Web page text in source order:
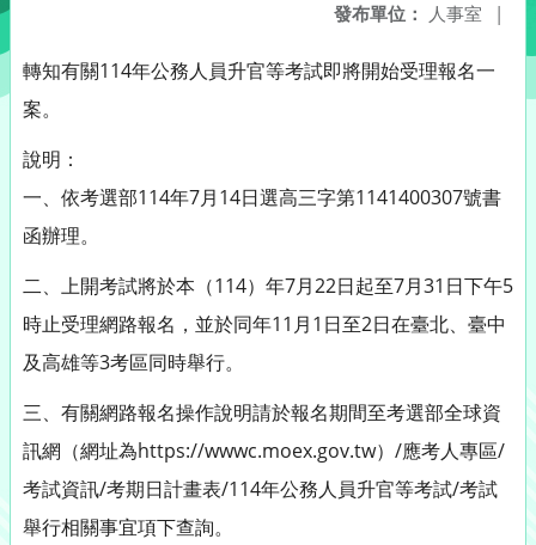
發布單位： 人事室 |
轉知有關114年公務人員升官等考試即將開始受理報名一
案。
說明：
一、依考選部114年7月14日選高三字第1141400307號書
函辦理。
二、上開考試將於本（114）年7月22日起至7月31日下午5
時止受理網路報名，並於同年11月1日至2日在臺北、臺中
及高雄等3考區同時舉行。
三、有關網路報名操作說明請於報名期間至考選部全球資
訊網（網址為https://wwwc.moex.gov.tw）/應考人專區/
考試資訊/考期日計畫表/114年公務人員升官等考試/考試
舉行相關事宜項下查詢。